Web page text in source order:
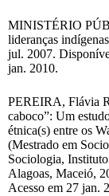
MINISTÉRIO
lideranças
jul. 2007.
jan. 2010.
PEREIRA, Flávia
caboco”: Um
étnica(s) entre os
(Mestrado em
Sociologia,
Alagoas, Maceió,
Acesso em 27 jan.